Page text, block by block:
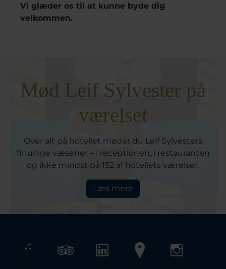
Vi glæder os til at kunne byde dig
velkommen.
Mød Leif Sylvester på
værelset
Over alt på hotellet møder du Leif Sylvesters
finurlige væsener – i receptionen, i restauranten
og ikke mindst på 152 af hotellets værelser.
Læs mere